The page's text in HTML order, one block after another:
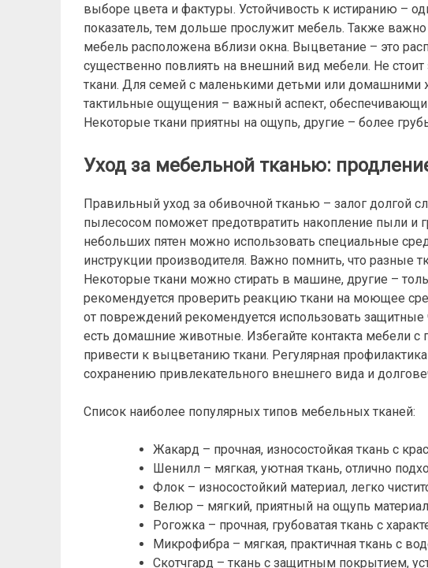
выборе цвета и фактуры. Устойчивость к истиранию –
показатель, тем дольше прослужит мебель. Также важно
мебель расположена вблизи окна. Выцветание – это
существенно повлиять на внешний вид мебели. Не
ткани. Для семей с маленькими детьми или домашними
тактильные ощущения – важный аспект,
Некоторые ткани приятны на ощупь, другие – более
Уход за мебельной тканью:
Правильный уход за обивочной тканью – залог долгой
пылесосом поможет предотвратить накопление пыли и
небольших пятен можно использовать специальные
инструкции производителя. Важно помнить, что разные
Некоторые ткани можно стирать в машине, другие –
рекомендуется проверить реакцию ткани на моющее
от повреждений рекомендуется использовать
есть домашние животные. Избегайте контакта мебели
привести к выцветанию ткани. Регулярная
сохранению привлекательного внешнего вида и
Список наиболее популярных типов мебельных тканей:
Жакард – прочная, износостойкая ткань с
Шенилл – мягкая, уютная ткань, отлично
Флок – износостойкий материал, легко
Велюр – мягкий, приятный на ощупь материал,
Рогожка – прочная, грубоватая ткань с
Микрофибра – мягкая, практичная ткань с
Скотчгард – ткань с защитным покрытием,